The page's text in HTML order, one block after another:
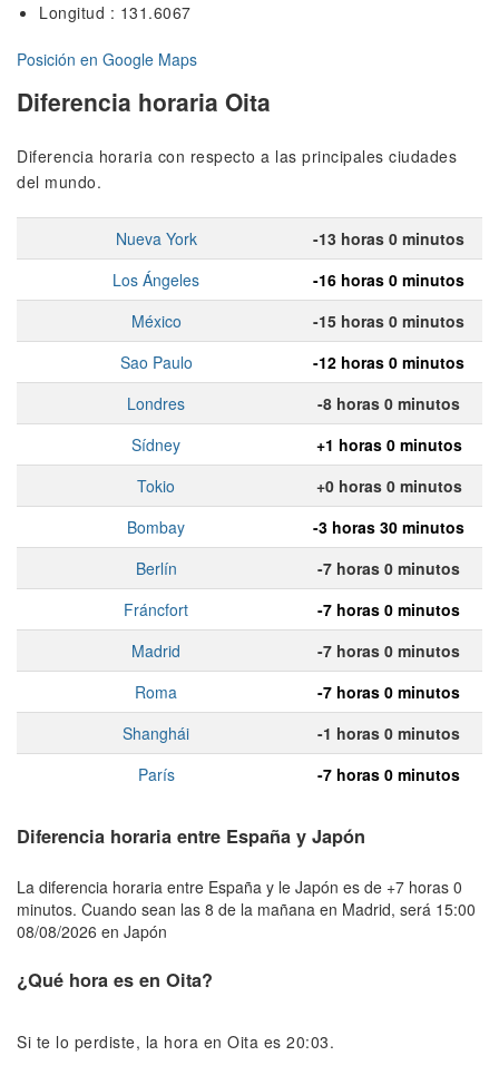
Longitud : 131.6067
Posición en Google Maps
Diferencia horaria Oita
Diferencia horaria con respecto a las principales ciudades
del mundo.
Nueva York
-13 horas 0 minutos
Los Ángeles
-16 horas 0 minutos
México
-15 horas 0 minutos
Sao Paulo
-12 horas 0 minutos
Londres
-8 horas 0 minutos
Sídney
+1 horas 0 minutos
Tokio
+0 horas 0 minutos
Bombay
-3 horas 30 minutos
Berlín
-7 horas 0 minutos
Fráncfort
-7 horas 0 minutos
Madrid
-7 horas 0 minutos
Roma
-7 horas 0 minutos
Shanghái
-1 horas 0 minutos
París
-7 horas 0 minutos
Diferencia horaria entre España y Japón
La diferencia horaria entre España y le Japón es de +7 horas 0
minutos. Cuando sean las 8 de la mañana en Madrid, será 15:00
08/08/2026 en Japón
¿Qué hora es en Oita?
Si te lo perdiste, la hora en Oita es 20:03.